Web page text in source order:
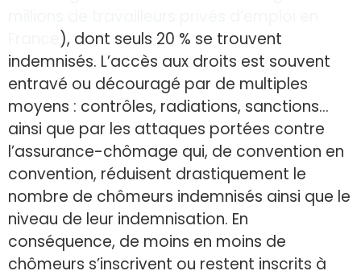
), dont seuls 20 % se trouvent
indemnisés. L’accès aux droits est souvent
entravé ou découragé par de multiples
moyens : contrôles, radiations, sanctions…
ainsi que par les attaques portées contre
l’assurance-chômage qui, de convention en
convention, réduisent drastiquement le
nombre de chômeurs indemnisés ainsi que le
niveau de leur indemnisation. En
conséquence, de moins en moins de
chômeurs s’inscrivent ou restent inscrits à